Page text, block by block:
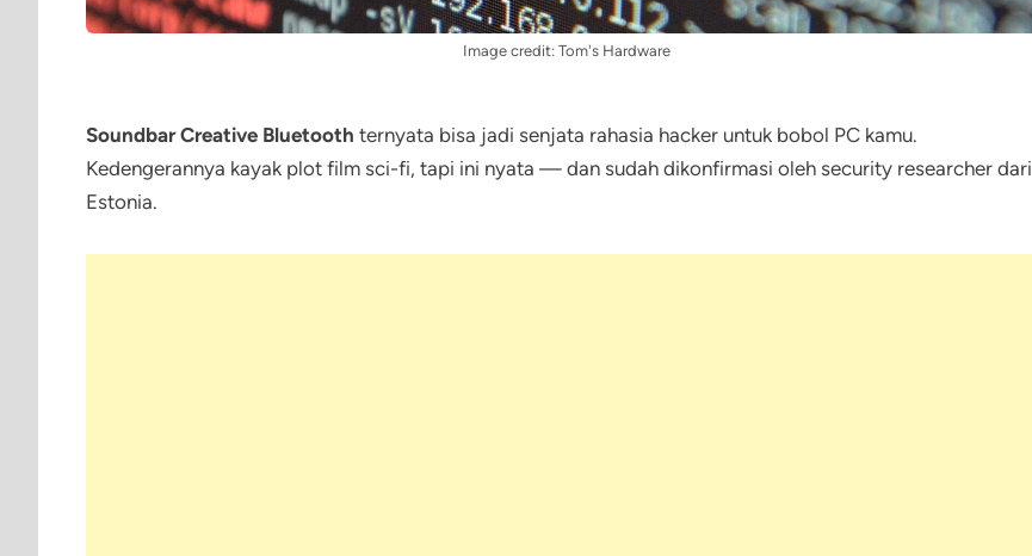
Image credit: Tom's Hardware
Soundbar Creative Bluetooth ternyata bisa jadi senjata rahasia hacker untuk bobol PC kamu.
Kedengerannya kayak plot film sci-fi, tapi ini nyata — dan sudah dikonfirmasi oleh security researcher dari
Estonia.